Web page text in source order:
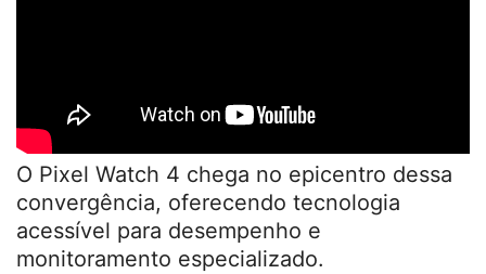
O Pixel Watch 4 chega no epicentro dessa
convergência, oferecendo tecnologia
acessível para desempenho e
monitoramento especializado.